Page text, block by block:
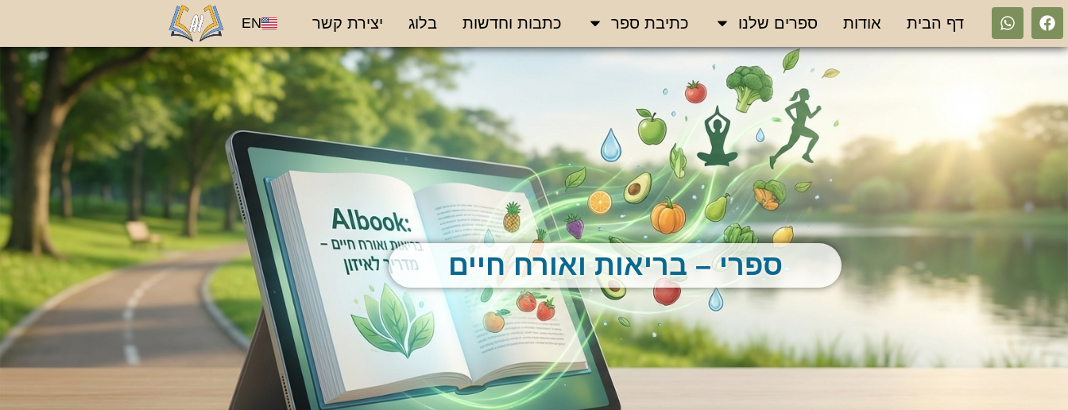
דף הבית אודות ספרים שלנו כתיבת ספר כתבות וחדשות בלוג יצירת קשר EN
ספרי – בריאות ואורח חיים